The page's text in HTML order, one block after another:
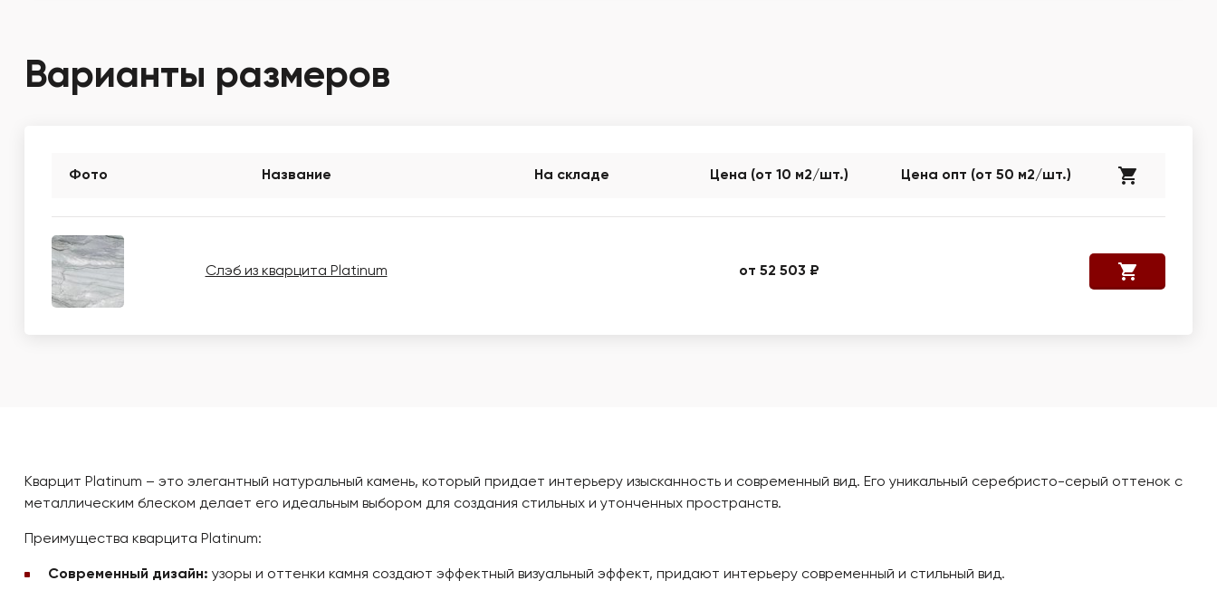
Варианты размеров
Фото Название На складе Цена (от 10 м2/шт.) Цена опт (от 50 м2/шт.)
Слэб из кварцита Platinum от 52 503 ₽
Кварцит Platinum – это элегантный натуральный камень, который придает интерьеру изысканность и современный вид. Его уникальный серебристо-серый оттенок с
металлическим блеском делает его идеальным выбором для создания стильных и утонченных пространств.
Преимущества кварцита Platinum:
Современный дизайн: узоры и оттенки камня создают эффектный визуальный эффект, придают интерьеру современный и стильный вид.